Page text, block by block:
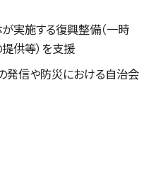
実施する復興整備（一時
供等）を支援
発信や防災における自治会